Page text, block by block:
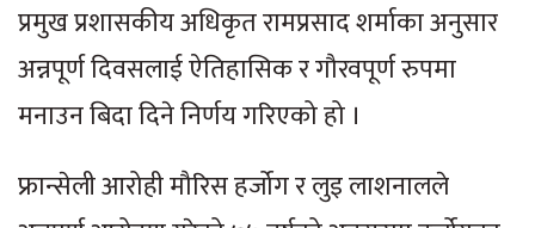
प्रमुख प्रशासकीय अधिकृत रामप्रसाद शर्माका अनुसार
अन्नपूर्ण दिवसलाई ऐतिहासिक र गौरवपूर्ण रुपमा
मनाउन बिदा दिने निर्णय गरिएको हो ।
फ्रान्सेली आरोही मौरिस हर्जोग र लुइ लाशनालले